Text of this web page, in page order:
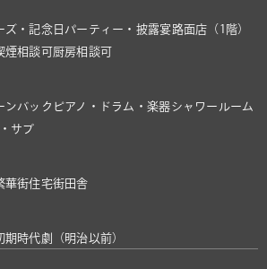
ズ・記念日 パーティー・披露宴路面店（1階）
煙相談可 厨房相談可
ンバック ピアノ・ドラム・楽器シャワールーム
サブ
華街住宅街田舎
期時代劇（明治以前）